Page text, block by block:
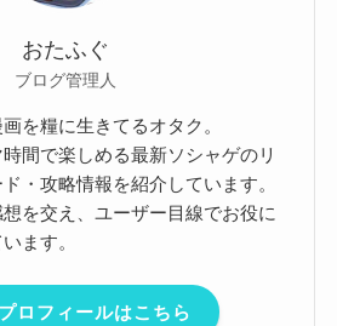
おたふぐ
ブログ管理人
を糧に生きてるオタク。
間で楽しめる最新ソシャゲのリ
・攻略情報を紹介しています。
を交え、ユーザー目線でお役に
ます。
ロフィールはこちら